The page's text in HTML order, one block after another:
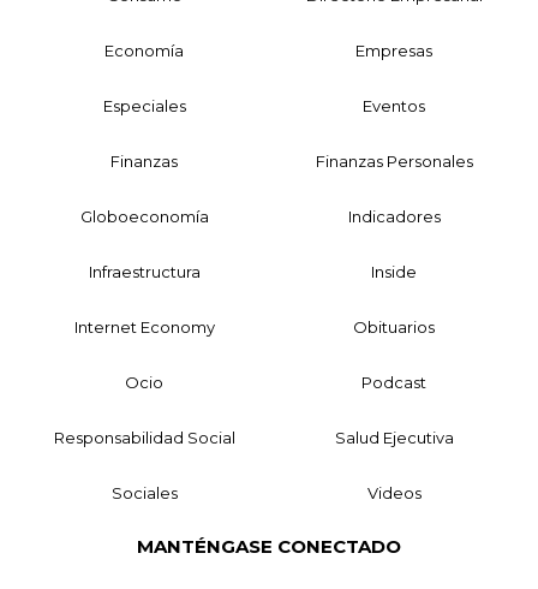
Economía Empresas
Especiales Eventos
Finanzas Finanzas Personales
Globoeconomía Indicadores
Infraestructura Inside
Internet Economy Obituarios
Ocio Podcast
Responsabilidad Social Salud Ejecutiva
Sociales Videos
MANTÉNGASE CONECTADO